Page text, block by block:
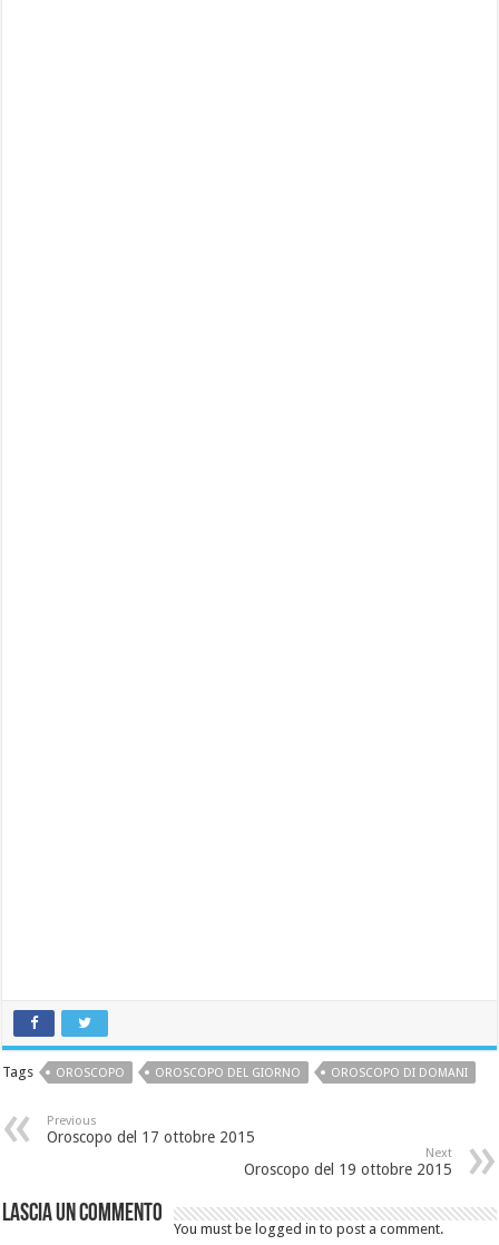
Tags OROSCOPO OROSCOPO DEL GIORNO OROSCOPO DI DOMANI
Previous
Oroscopo del 17 ottobre 2015
Next
Oroscopo del 19 ottobre 2015
Lascia un commento
You must be logged in to post a comment.